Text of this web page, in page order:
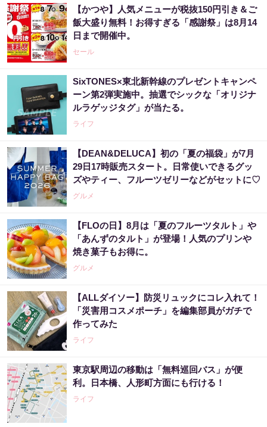
【かつや】人気メニューが税抜150円引き＆ご
飯大盛り無料！お得すぎる「感謝祭」は8月14
日まで開催中。
セール
SixTONES×東北新幹線のプレゼントキャンペ
ーン第2弾実施中。抽選でシックな「オリジナ
ルラゲッジタグ」が当たる。
ライフ
【DEAN&DELUCA】初の「夏の福袋」が7月
29日17時販売スタート。日常使いできるグッ
ズやティー、フルーツゼリーなどがセットに♡
グルメ
【FLOの日】8月は「夏のフルーツタルト」や
「あんずのタルト」が登場！人気のプリンや
焼き菓子もお得に。
グルメ
【ALLダイソー】防災リュックにコレ入れて！
「災害用コスメポーチ」を編集部員がガチで
作ってみた
ライフ
東京駅周辺の移動は「無料巡回バス」が便
利。日本橋、人形町方面にも行ける！
ライフ